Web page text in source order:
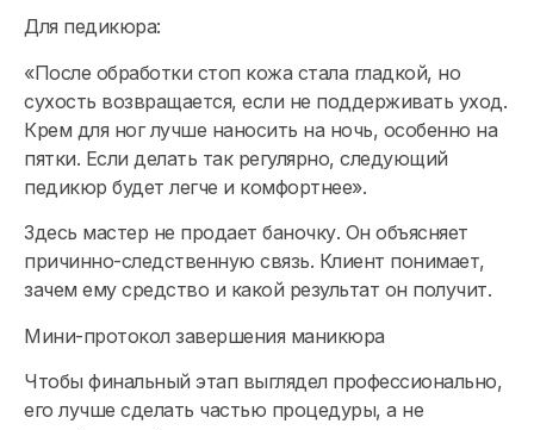
Для педикюра:
«После обработки стоп кожа стала гладкой, но
сухость возвращается, если не поддерживать уход.
Крем для ног лучше наносить на ночь, особенно на
пятки. Если делать так регулярно, следующий
педикюр будет легче и комфортнее».
Здесь мастер не продает баночку. Он объясняет
причинно-следственную связь. Клиент понимает,
зачем ему средство и какой результат он получит.
Мини-протокол завершения маникюра
Чтобы финальный этап выглядел профессионально,
его лучше сделать частью процедуры, а не